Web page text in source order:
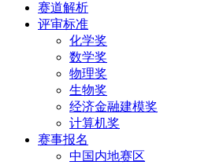
赛道解析
评审标准
化学奖
数学奖
物理奖
生物奖
经济金融建模奖
计算机奖
赛事报名
中国内地赛区